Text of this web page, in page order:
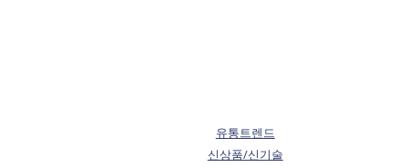
유통트렌드
신상품/신기술